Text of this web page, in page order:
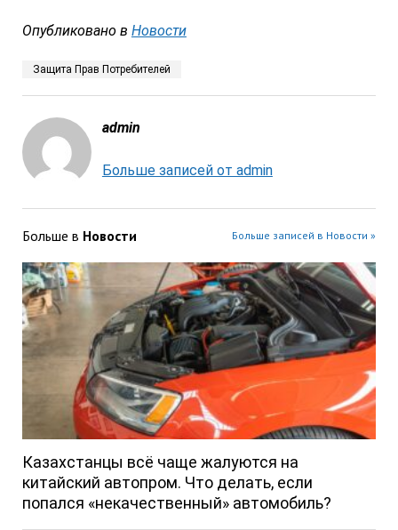
Опубликовано в Новости
Защита Прав Потребителей
admin
Больше записей от admin
Больше в Новости Больше записей в Новости »
Казахстанцы всё чаще жалуются на
китайский автопром. Что делать, если
попался «некачественный» автомобиль?